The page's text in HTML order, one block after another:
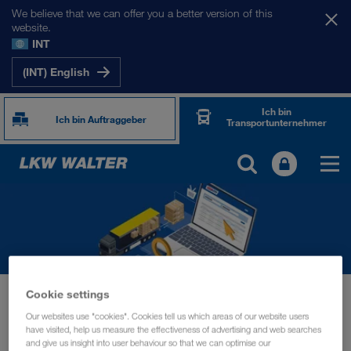
We believe that we can offer you a better version of this
website.
INT
(INT) English
Ich bin Auftraggeber
Ich bin
Transportunternehmer
News Ladung kaufen mit einem Mausklick
INFORMATIONEN Oktober 2022
Cookie settings
Our websites use "cookies". Cookies tell us which areas of our website users
have visited, help us measure the effectiveness of advertising and web searches
and give us insight into user behaviour so that we can optimise our